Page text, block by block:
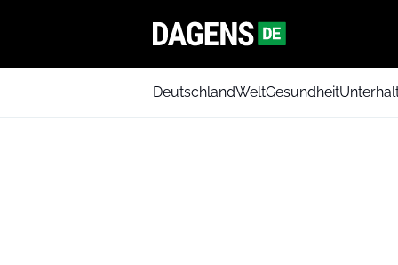
DeutschlandWeltGesundheit